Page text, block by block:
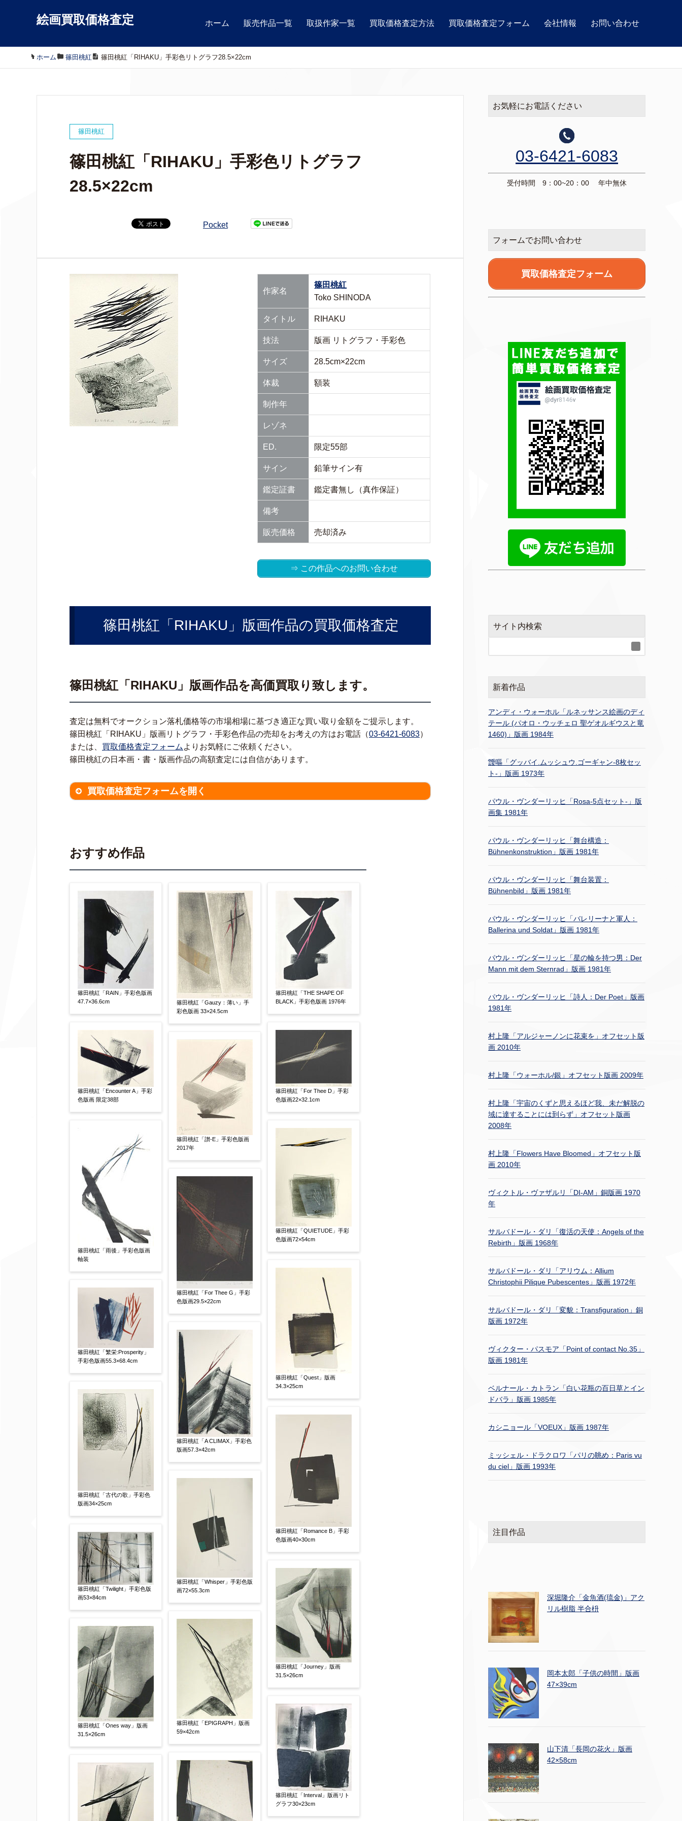
絵画買取価格査定 ホーム 販売作品一覧 取扱作家一覧 買取価格査定方法 買取価格査定フォーム 会社情報 お問い合わせ
ホーム / 篠田桃紅 / 篠田桃紅「RIHAKU」手彩色リトグラフ28.5×22cm
篠田桃紅
篠田桃紅「RIHAKU」手彩色リトグラフ
28.5×22cm
Pocket
作家名
篠田桃紅
Toko SHINODA
タイトル RIHAKU
技法 版画 リトグラフ・手彩色
サイズ 28.5cm×22cm
体裁 額装
制作年
レゾネ
ED. 限定55部
サイン 鉛筆サイン有
鑑定証書 鑑定書無し（真作保証）
備考
販売価格 売却済み
⇒ この作品へのお問い合わせ
篠田桃紅「RIHAKU」版画作品の買取価格査定
篠田桃紅「RIHAKU」版画作品を高価買取り致します。
査定は無料でオークション落札価格等の市場相場に基づき適正な買い取り金額をご提示します。
篠田桃紅「RIHAKU」版画リトグラフ・手彩色作品の売却をお考えの方はお電話（03-6421-6083）
または、 買取価格査定フォーム よりお気軽にご依頼ください。
篠田桃紅の日本画・書・版画作品の高額査定には自信があります。
買取価格査定フォームを開く
【任意】
作品の技法 【任意】
日本画
版画 水彩 素描
立体
その他
絵の画面サイズ 【任意】
【任意】
額装
軸装 シート その他
サイン有(自筆)
サイン無 印有 鑑定証書付
その他
限定番号
【任意】
すぐに売りたい
電話で相談したい その他
他社様の査定価格
会社名：
※他社様からご提示された査定額がございましたらお知らせください。その価格が適切かお返
事申し上げます。
作品コンディション 【任意】
その他 【任意】
添付画像 【任意】
※添付画像は5MBまでのjpg、gif、pig、pdf形式にてお送りください。
※追加や複数点ある場合はフォーム送信後に送られてくる送信確認メール記載のアドレスから
もお送り頂けます。
お客様情報をご入力ください。
おすすめ作品
篠田桃紅「RAIN」手彩色版画
47.7×36.6cm
篠田桃紅「Encounter A」手彩
色版画 限定38部
篠田桃紅「雨後」手彩色版画
軸装
篠田桃紅「繁栄:Prosperity」
手彩色版画55.3×68.4cm
篠田桃紅「古代の歌」手彩色
版画34×25cm
篠田桃紅「Twilight」手彩色版
画53×84cm
篠田桃紅「Ones way」版画
31.5×26cm
篠田桃紅「Gauzy：薄い」手
彩色版画 33×24.5cm
篠田桃紅「讃-E」手彩色版画
2017年
篠田桃紅「For Thee G」手彩
色版画29.5×22cm
篠田桃紅「A CLIMAX」手彩色
版画57.3×42cm
篠田桃紅「Whisper」手彩色版
画72×55.3cm
篠田桃紅「EPIGRAPH」版画
59×42cm
篠田桃紅「THE SHAPE OF
BLACK」手彩色版画 1976年
篠田桃紅「For Thee D」手彩
色版画22×32.1cm
篠田桃紅「QUIETUDE」手彩
色版画72×54cm
篠田桃紅「Quest」版画
34.3×25cm
篠田桃紅「Romance B」手彩
色版画40×30cm
篠田桃紅「Journey」版画
31.5×26cm
篠田桃紅「Interval」版画リト
グラフ30×23cm
お気軽にお電話ください
03-6421-6083
受付時間 9：00~20：00 年中無休
フォームでお問い合わせ
買取価格査定フォーム
サイト内検索
新着作品
アンディ・ウォーホル「ルネッサンス絵画のディ
テール (パオロ・ウッチェロ 聖ゲオルギウスと竜
1460)」版画 1984年
靉嘔「グッバイ.ムッシュウ.ゴーギャン-8枚セッ
ト-」版画 1973年
パウル・ヴンダーリッヒ「Rosa-5点セット-」版
画集 1981年
パウル・ヴンダーリッヒ「舞台構造：
Bühnenkonstruktion」版画 1981年
パウル・ヴンダーリッヒ「舞台装置：
Bühnenbild」版画 1981年
パウル・ヴンダーリッヒ「バレリーナと軍人：
Ballerina und Soldat」版画 1981年
パウル・ヴンダーリッヒ「星の輪を持つ男：Der
Mann mit dem Sternrad」版画 1981年
パウル・ヴンダーリッヒ「詩人：Der Poet」版画
1981年
村上隆「アルジャーノンに花束を」オフセット版
画 2010年
村上隆「ウォーホル/銀」オフセット版画 2009年
村上隆「宇宙のくずと思えるほど我、未だ解脱の
域に達することには到らず」オフセット版画
2008年
村上隆「Flowers Have Bloomed」オフセット版
画 2010年
ヴィクトル・ヴァザルリ「DI-AM」銅版画 1970
年
サルバドール・ダリ「復活の天使：Angels of the
Rebirth」版画 1968年
サルバドール・ダリ「アリウム：Allium
Christophii Pilique Pubescentes」版画 1972年
サルバドール・ダリ「変貌：Transfiguration」銅
版画 1972年
ヴィクター・パスモア「Point of contact No.35」
版画 1981年
ベルナール・カトラン「白い花瓶の百日草とイン
ドバラ」版画 1985年
カシニョール「VOEUX」版画 1987年
ミッシェル・ドラクロワ「パリの眺め：Paris vu
du ciel」版画 1993年
注目作品
深堀隆介「金魚酒(琉金)」アク
リル樹脂 半合枡
岡本太郎「子供の時間」版画
47×39cm
山下清「長岡の花火」版画
42×58cm